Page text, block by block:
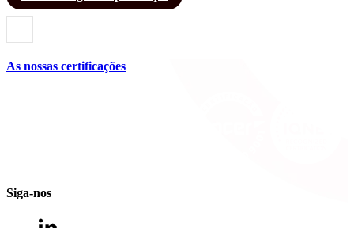
As nossas certificações
Siga-nos